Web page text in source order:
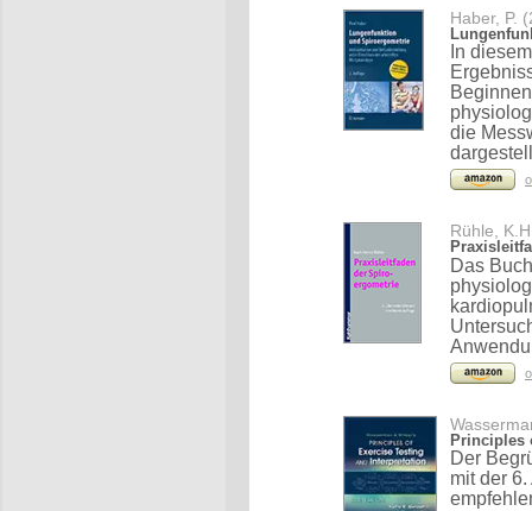
Haber, P.
In
die
Rühle,
Das
Principles
Der
mit der